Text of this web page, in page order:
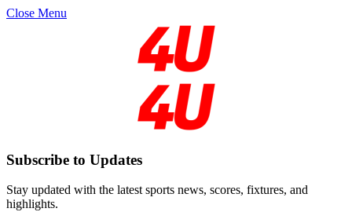
Close Menu
Subscribe to Updates
Stay updated with the latest sports news, scores, fixtures, and
highlights.